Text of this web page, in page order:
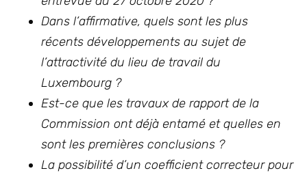
Dans l’affirmative, quels sont les plus
récents développements au sujet de
l’attractivité du lieu de travail du
Luxembourg ?
Est-ce que les travaux de rapport de la
Commission ont déjà entamé et quelles en
sont les premières conclusions ?
La possibilité d’un coefficient correcteur pour